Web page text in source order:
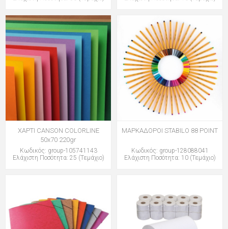
ΧΑΡΤΙ CANSON COLORLINE
50x70 220gr
Κωδικός: group-105741143
Ελάχιστη Ποσότητα: 25 (Τεμάχιο)
ΜΑΡΚΑΔΟΡΟΙ STABILO 88 POINT
Κωδικός: group-128088041
Ελάχιστη Ποσότητα: 10 (Τεμάχιο)